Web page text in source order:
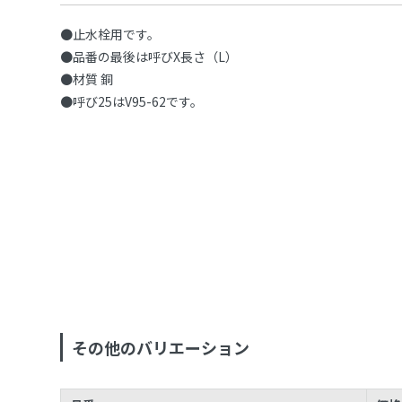
●止水栓用です。
●品番の最後は呼びX長さ（L）
●材質 銅
●呼び25はV95-62です。
その他のバリエーション